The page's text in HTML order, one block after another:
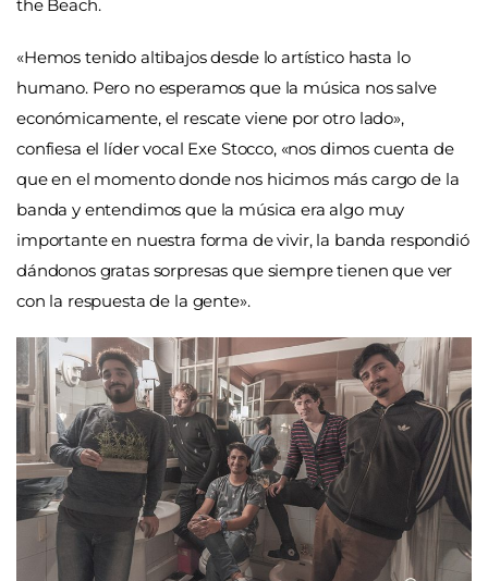
the Beach.
«Hemos tenido altibajos desde lo artístico hasta lo
humano. Pero no esperamos que la música nos salve
económicamente, el rescate viene por otro lado»,
confiesa el líder vocal Exe Stocco, «nos dimos cuenta de
que en el momento donde nos hicimos más cargo de la
banda y entendimos que la música era algo muy
importante en nuestra forma de vivir, la banda respondió
dándonos gratas sorpresas que siempre tienen que ver
con la respuesta de la gente».